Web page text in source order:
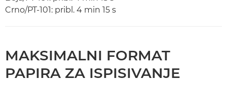
Crno/PT-101: pribl. 4 min 15 s
MAKSIMALNI FORMAT
PAPIRA ZA ISPISIVANJE